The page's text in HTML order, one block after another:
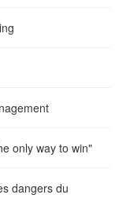
only way to win"
dangers du